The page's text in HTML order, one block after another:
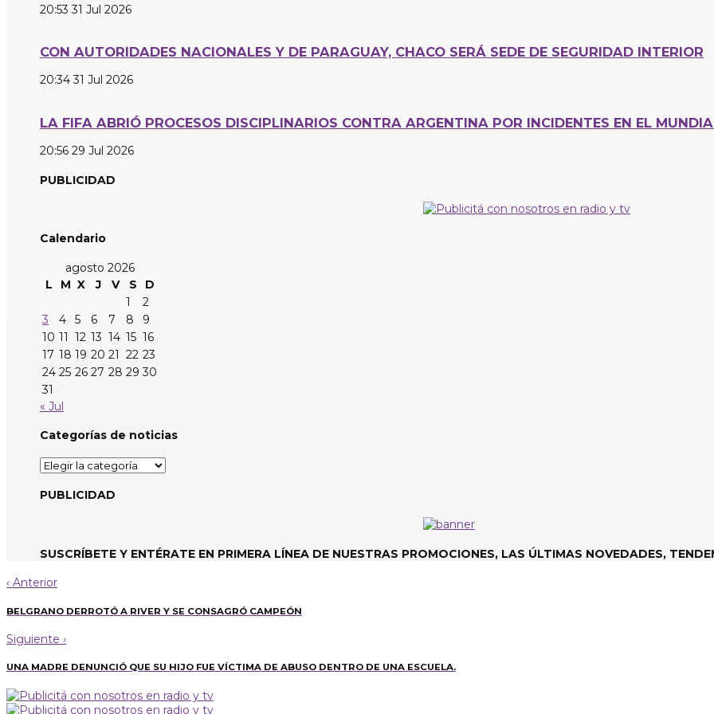
20:53 31 Jul 2026
CON AUTORIDADES NACIONALES Y DE PARAGUAY, CHACO SERÁ SEDE DE SEGURIDAD INTERIOR
20:34 31 Jul 2026
LA FIFA ABRIÓ PROCESOS DISCIPLINARIOS CONTRA ARGENTINA POR INCIDENTES EN EL
20:56 29 Jul 2026
PUBLICIDAD
Calendario
agosto 2026
L
M X J V S
D
1
2
3
4 5 6 7 8
9
10 11 12 13 14 15 16
17 18 19 20 21 22 23
24 25 26 27 28 29 30
31
« Jul
Categorías de noticias
Categorías
de
noticias
PUBLICIDAD
SUSCRÍBETE Y ENTÉRATE EN PRIMERA LÍNEA DE NUESTRAS PROMOCIONES, LAS ÚLTIMAS NOVEDADES,
‹ Anterior
BELGRANO DERROTÓ A RIVER Y SE CONSAGRÓ CAMPEÓN
Siguiente ›
UNA MADRE DENUNCIÓ QUE SU HIJO FUE VÍCTIMA DE ABUSO DENTRO DE UNA ESCUELA.